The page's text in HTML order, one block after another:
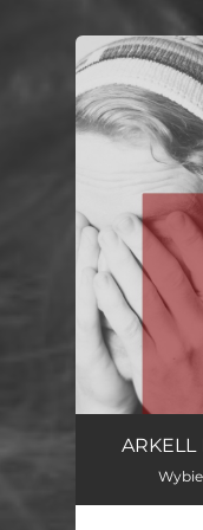
You're
Say